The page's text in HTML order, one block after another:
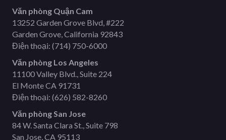
Văn phòng Quận Cam
13252 Garden Grove Blvd, #222
Garden Grove, California 92843
Điện thoại: (714) 750-6000
Văn phòng Los Angeles
11100 Valley Blvd., Suite 224
El Monte CA 91731
Điện thoại: (626) 582-8260
Văn phòng San Jose
84 W. Santa Clara St., Suite 798
San Jose, CA 95113